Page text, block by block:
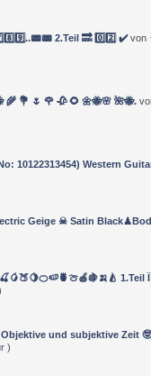
2.Teil 🔜 0️⃣2️⃣ ✔️von
🌾 💐 🌷 🌹 🥀 🌻 🌼🐝🌸 🌺🐝.
10122313454) Western
Geige ☠ Satin
1.Teil
und subjektive Zeit
)